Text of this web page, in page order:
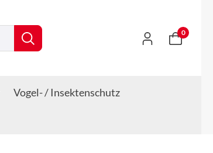
0
Vogel- / Insektenschutz